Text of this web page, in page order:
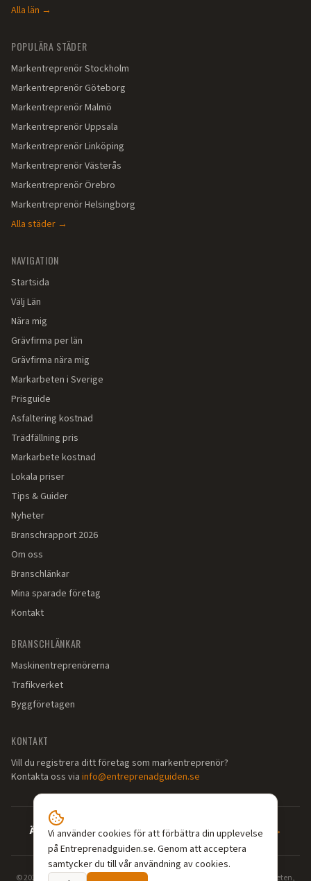
Alla län →
POPULÄRA STÄDER
MarkentreprenörStockholm
MarkentreprenörGöteborg
MarkentreprenörMalmö
MarkentreprenörUppsala
MarkentreprenörLinköping
MarkentreprenörVästerås
MarkentreprenörÖrebro
MarkentreprenörHelsingborg
Alla städer →
NAVIGATION
Startsida
Välj Län
Nära mig
Grävfirma per län
Grävfirma nära mig
Markarbeten i Sverige
Prisguide
Asfaltering kostnad
Trädfällning pris
Markarbete kostnad
Lokala priser
Tips & Guider
Nyheter
Branschrapport 2026
Om oss
Branschlänkar
Mina sparade företag
Kontakt
BRANSCHLÄNKAR
Maskinentreprenörerna
Trafikverket
Byggföretagen
KONTAKT
Vill du registrera ditt företag som markentreprenör?
Kontakta oss via info@entreprenadguiden.se
Är du markentreprenör?—Syns där dina kunder söker →
©2026 Entreprenadguiden.se — Din guide till markentreprenörer. Grävarbeten,
Vi använder cookies för att förbättra din upplevelse
på Entreprenadguiden.se. Genom att acceptera
samtycker du till vår användning av cookies.